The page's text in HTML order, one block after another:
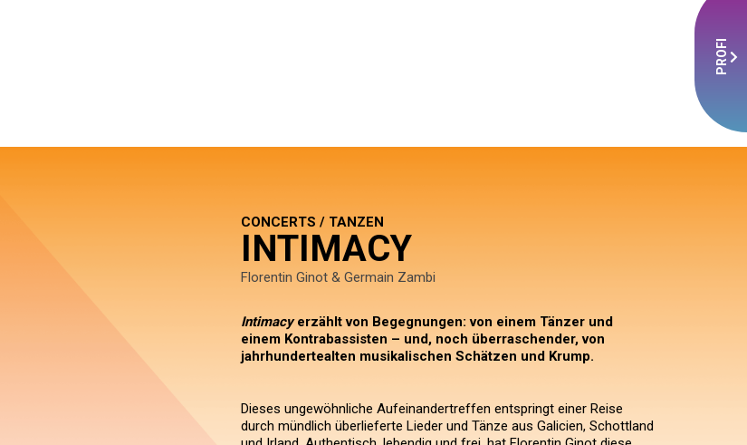
PROFI
CONCERTS / TANZEN
INTIMACY
Florentin Ginot & Germain Zambi
Intimacyerzählt von Begegnungen: von einem Tänzer und
einem Kontrabassisten – und, noch überraschender, von
jahrhundertealten musikalischen Schätzen und Krump.
Dieses ungewöhnliche Aufeinandertreffen entspringt einer Reise
durch mündlich überlieferte Lieder und Tänze aus Galicien, Schottland